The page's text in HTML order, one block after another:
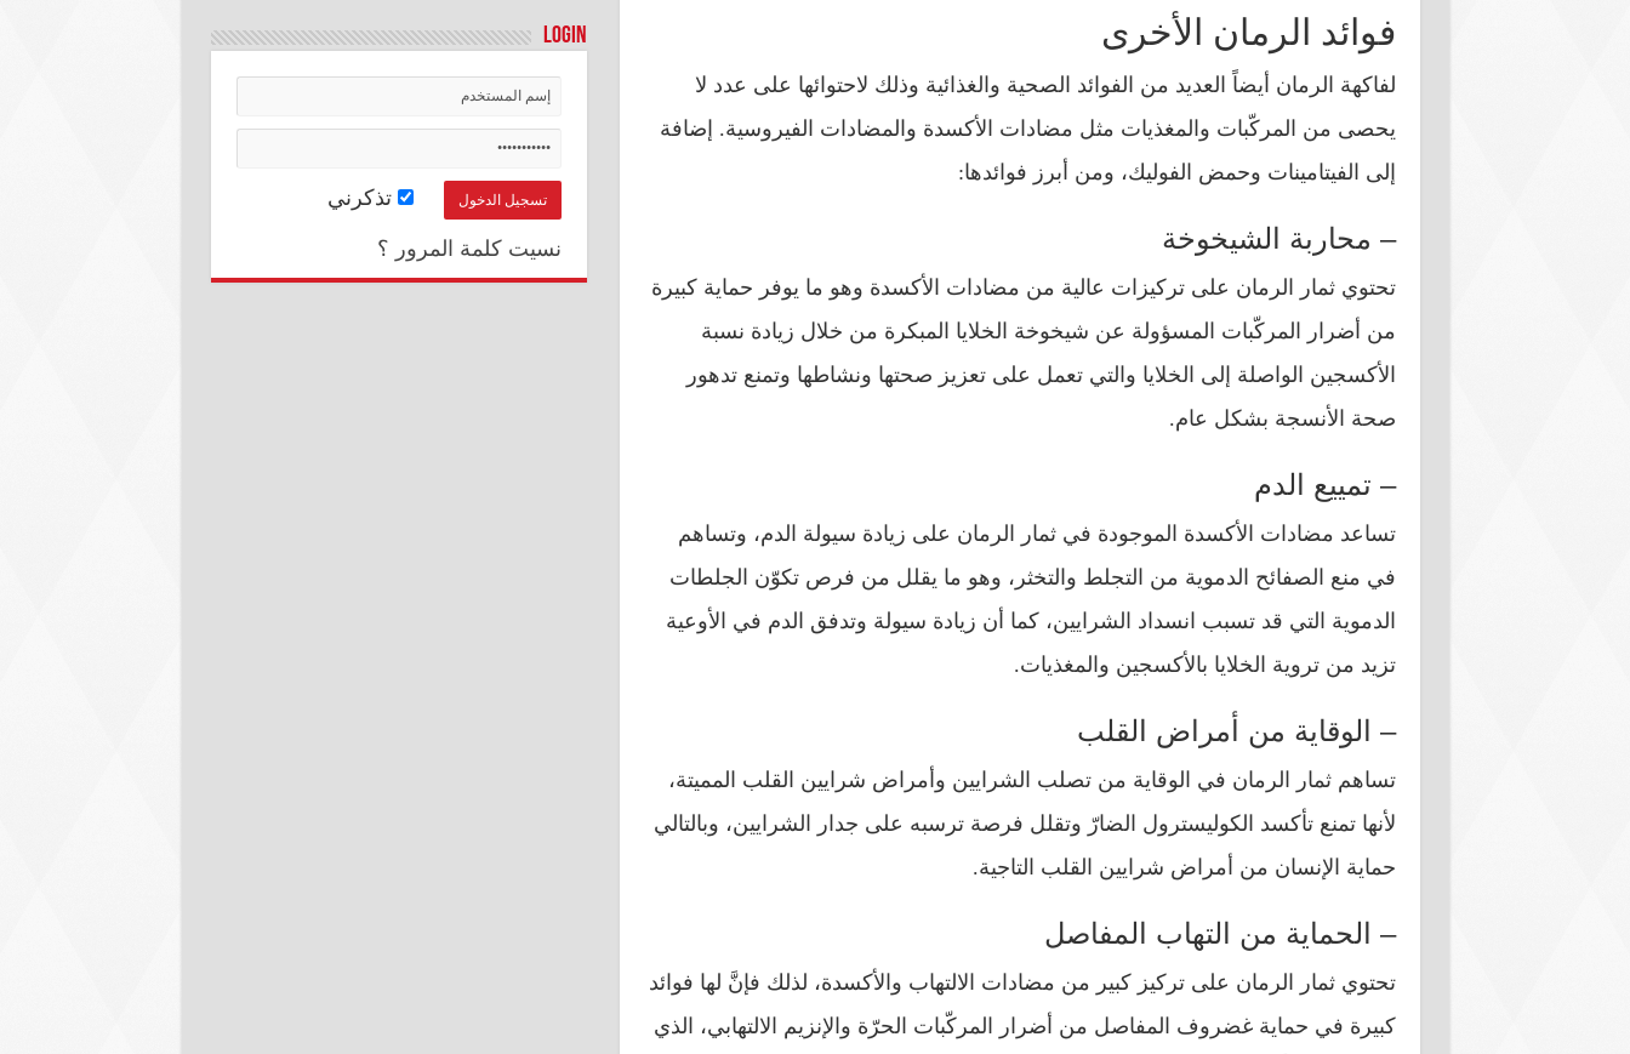
فوائد الرمان الأخرى
لفاكهة الرمان أيضاً العديد من الفوائد الصحية والغذائية وذلك لاحتوائها على عدد لا
يحصى من المركّبات والمغذيات مثل مضادات الأكسدة والمضادات الفيروسية. إضافة
إلى الفيتامينات وحمض الفوليك، ومن أبرز فوائدها:
– محاربة الشيخوخة
تحتوي ثمار الرمان على تركيزات عالية من مضادات الأكسدة وهو ما يوفر حماية كبيرة
من أضرار المركّبات المسؤولة عن شيخوخة الخلايا المبكرة من خلال زيادة نسبة
الأكسجين الواصلة إلى الخلايا والتي تعمل على تعزيز صحتها ونشاطها وتمنع تدهور
صحة الأنسجة بشكل عام.
– تمييع الدم
تساعد مضادات الأكسدة الموجودة في ثمار الرمان على زيادة سيولة الدم، وتساهم
في منع الصفائح الدموية من التجلط والتخثر، وهو ما يقلل من فرص تكوّن الجلطات
الدموية التي قد تسبب انسداد الشرايين، كما أن زيادة سيولة وتدفق الدم في الأوعية
تزيد من تروية الخلايا بالأكسجين والمغذيات.
– الوقاية من أمراض القلب
تساهم ثمار الرمان في الوقاية من تصلب الشرايين وأمراض شرايين القلب المميتة،
لأنها تمنع تأكسد الكوليسترول الضارّ وتقلل فرصة ترسبه على جدار الشرايين، وبالتالي
حماية الإنسان من أمراض شرايين القلب التاجية.
– الحماية من التهاب المفاصل
تحتوي ثمار الرمان على تركيز كبير من مضادات الالتهاب والأكسدة، لذلك فإنَّ لها فوائد
كبيرة في حماية غضروف المفاصل من أضرار المركّبات الحرّة والإنزيم الالتهابي، الذي
Login
تذكرني
نسيت كلمة المرور ؟